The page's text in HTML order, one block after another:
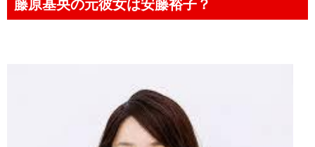
藤原基央の元彼女は安藤裕子？